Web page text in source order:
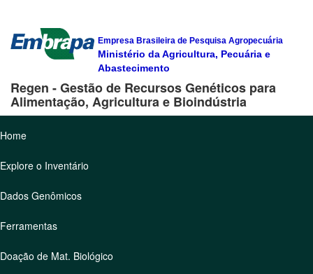
Empresa Brasileira de Pesquisa Agropecuária
Ministério da Agricultura, Pecuária e
Abastecimento
Regen - Gestão de Recursos Genéticos para
Alimentação, Agricultura e Bioindústria
Home
Explore o Inventário
Dados Genômicos
Ferramentas
Doação de Mat. Biológico